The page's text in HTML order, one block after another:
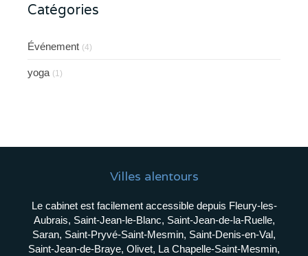
Catégories
Événement (4)
yoga (1)
Villes alentours
Le cabinet est facilement accessible depuis Fleury-les-
Aubrais, Saint-Jean-le-Blanc, Saint-Jean-de-la-Ruelle,
Saran, Saint-Pryvé-Saint-Mesmin, Saint-Denis-en-Val,
Saint-Jean-de-Braye, Olivet, La Chapelle-Saint-Mesmin,